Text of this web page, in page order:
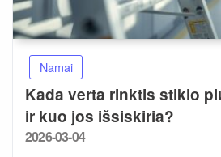
Namai
Kada verta rinktis stiklo
ir kuo jos išsiskiria?
Posted
2026-03-04